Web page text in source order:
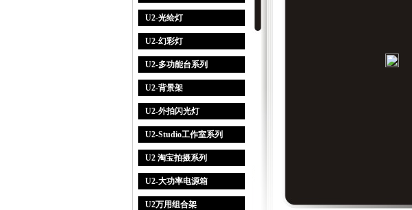
U2-光绘灯
U2-幻彩灯
U2-多功能台系列
U2-背景架
U2-外拍闪光灯
U2-Studio工作室系列
U2 淘宝拍摄系列
U2-大功率电源箱
U2万用组合架